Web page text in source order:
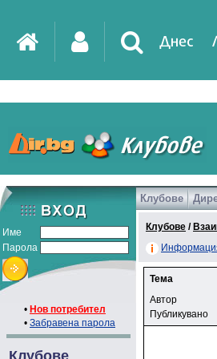
Днес
Име
Парола
• Нов потребител
• Забравена парола
Клубове
Клубове
Клубове /
Тема
Автор
Публикувано